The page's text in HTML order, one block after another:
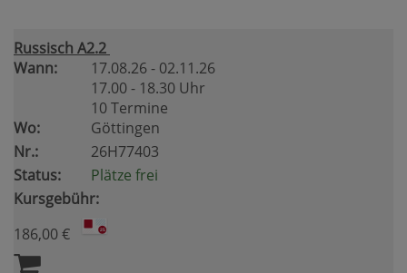
Russisch A2.2
Wann:
17.08.26 - 02.11.26
17.00 - 18.30 Uhr
10 Termine
Wo:
Göttingen
Nr.:
26H77403
Status:
Plätze frei
Kursgebühr:
186,00 €